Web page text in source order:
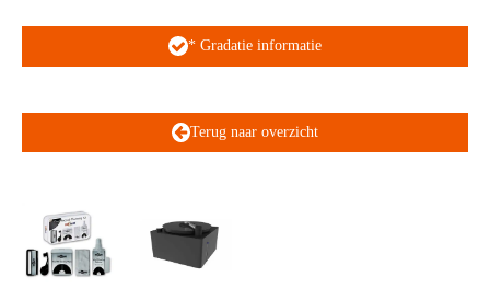
* Gradatie informatie
Terug naar overzicht